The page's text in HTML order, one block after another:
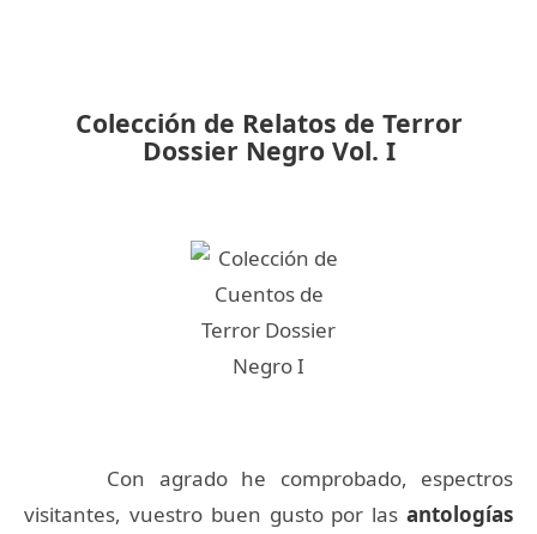
Colección de Relatos de Terror
Dossier Negro Vol. I
Con agrado he comprobado, espectros
visitantes, vuestro buen gusto por las antologías